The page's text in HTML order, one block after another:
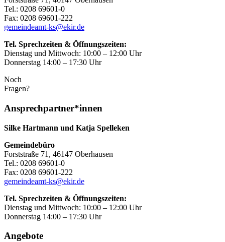
Tel.: 0208 69601-0
Fax: 0208 69601-222
gemeindeamt-ks@ekir.de
Tel. Sprechzeiten & Öffnungszeiten:
Dienstag und Mittwoch: 10:00 – 12:00 Uhr
Donnerstag 14:00 – 17:30 Uhr
Noch
Fragen?
Ansprechpartner*innen
Silke Hartmann und Katja Spelleken
Gemeindebüro
Forststraße 71, 46147 Oberhausen
Tel.: 0208 69601-0
Fax: 0208 69601-222
gemeindeamt-ks@ekir.de
Tel. Sprechzeiten & Öffnungszeiten:
Dienstag und Mittwoch: 10:00 – 12:00 Uhr
Donnerstag 14:00 – 17:30 Uhr
Angebote